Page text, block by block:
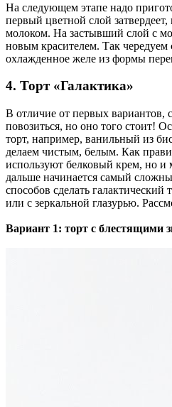
На следующем этапе надо
первый цветной слой
молоком. На застывший слой с
новым красителем. Так чередуем
охлажденное желе из формы
4. Торт «Галактика»
В отличие от первых вариантов,
повозиться, но оно того стоит!
торт, например, ванильный из
делаем чистым, белым. Как
используют белковый крем, но и
дальше начинается самый
способов сделать
или с зеркальной глазурью.
Вариант 1: торт с блестящими